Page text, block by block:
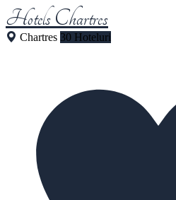
Hotels Chartres
Chartres 30 Hoteluri